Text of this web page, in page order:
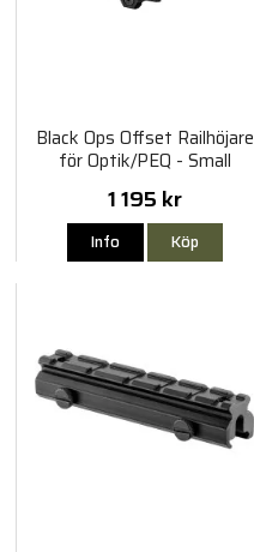
Black Ops Offset Railhöjare
för Optik/PEQ - Small
1 195 kr
Info Köp